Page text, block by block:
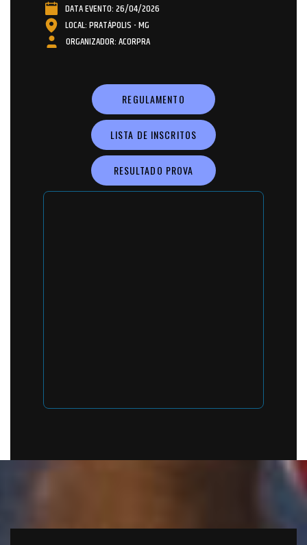
DATA EVENTO: 26/04/2026
LOCAL: PRATÁPOLIS - MG
ORGANIZADOR: ACORPRA
REGULAMENTO
LISTA DE INSCRITOS
RESULTADO PROVA